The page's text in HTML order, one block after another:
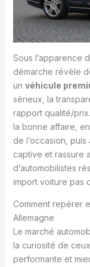
Sous l’apparence
démarche révèle
un véhicule
sérieux, la
rapport qualité/
la bonne affaire,
de l’occasion,
captive et rassure
d’automobilistes
import voiture pas
Comment repérer
Allemagne
Le marché
la curiosité de
performante et